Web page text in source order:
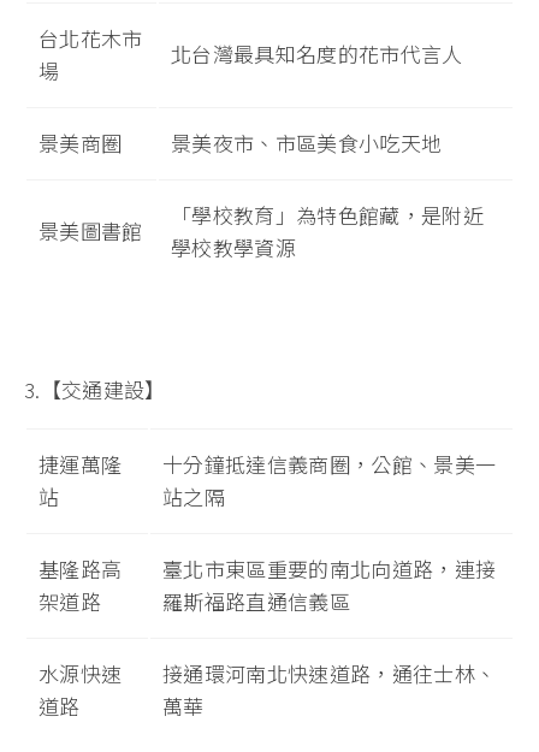
台北花木市
場
北台灣最具知名度的花市代言人
景美商圈 景美夜市、市區美食小吃天地
景美圖書館
「學校教育」為特色館藏，是附近
學校教學資源
3.【交通建設】
捷運萬隆
站
十分鐘抵達信義商圈，公館、景美一
站之隔
基隆路高
架道路
臺北市東區重要的南北向道路，連接
羅斯福路直通信義區
水源快速
道路
接通環河南北快速道路，通往士林、
萬華